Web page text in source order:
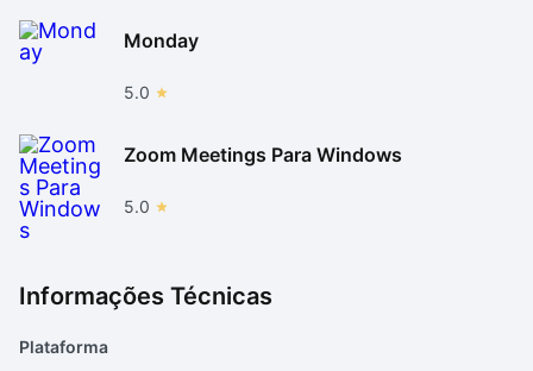
Monday
5.0
Zoom Meetings Para Windows
5.0
Informações Técnicas
Plataforma